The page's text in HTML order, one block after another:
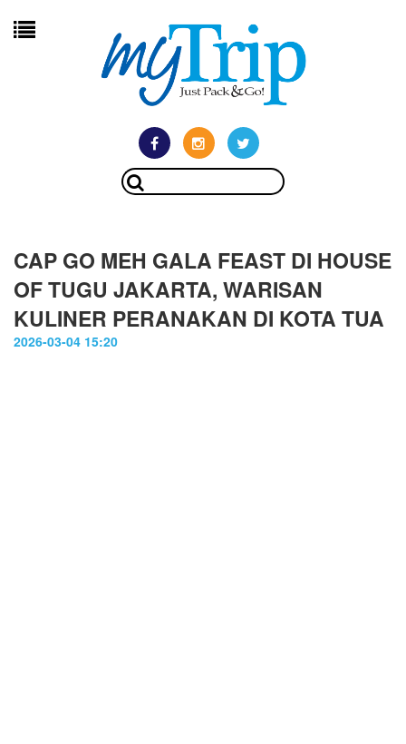
CAP GO MEH GALA FEAST DI HOUSE
OF TUGU JAKARTA, WARISAN
KULINER PERANAKAN DI KOTA TUA
2026-03-04 15:20